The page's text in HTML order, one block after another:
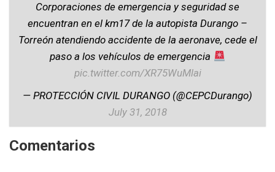
Corporaciones de emergencia y seguridad se
encuentran en el km17 de la autopista Durango –
Torreón atendiendo accidente de la aeronave, cede el
paso a los vehículos de emergencia
pic.twitter.com/XR75WuMlai
— PROTECCIÓN CIVIL DURANGO (@CEPCDurango)
July 31, 2018
Comentarios